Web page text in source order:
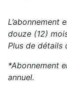
L’abonnement
douze (12)
Plus de détails
*Abonnement
annuel.